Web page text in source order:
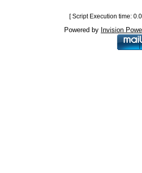
[ Script Execution time:
Powered by Invision